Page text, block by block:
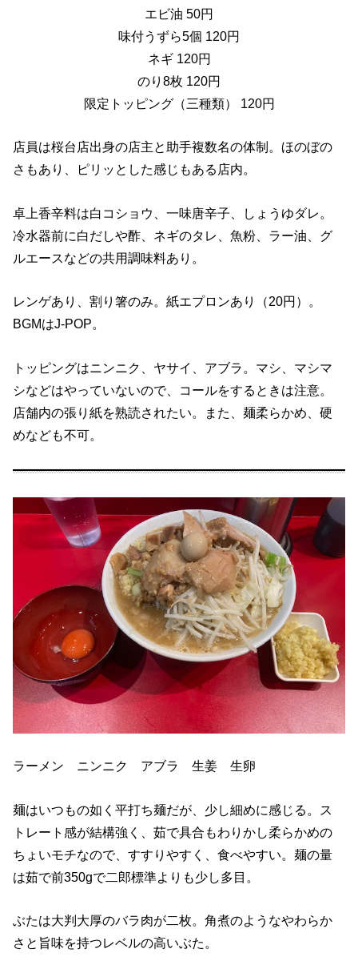
エビ油 50円
味付うずら5個 120円
ネギ 120円
のり8枚 120円
限定トッピング（三種類） 120円
店員は桜台店出身の店主と助手複数名の体制。ほのぼの
さもあり、ピリッとした感じもある店内。
卓上香辛料は白コショウ、一味唐辛子、しょうゆダレ。
冷水器前に白だしや酢、ネギのタレ、魚粉、ラー油、グ
ルエースなどの共用調味料あり。
レンゲあり、割り箸のみ。紙エプロンあり（20円）。
BGMはJ-POP。
トッピングはニンニク、ヤサイ、アブラ。マシ、マシマ
シなどはやっていないので、コールをするときは注意。
店舗内の張り紙を熟読されたい。また、麺柔らかめ、硬
めなども不可。
ラーメン ニンニク アブラ 生姜 生卵
麺はいつもの如く平打ち麺だが、少し細めに感じる。ス
トレート感が結構強く、茹で具合もわりかし柔らかめの
ちょいモチなので、すすりやすく、食べやすい。麺の量
は茹で前350gで二郎標準よりも少し多目。
ぶたは大判大厚のバラ肉が二枚。角煮のようなやわらか
さと旨味を持つレベルの高いぶた。